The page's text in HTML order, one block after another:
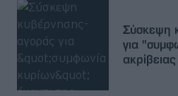
Σύσκεψη
για